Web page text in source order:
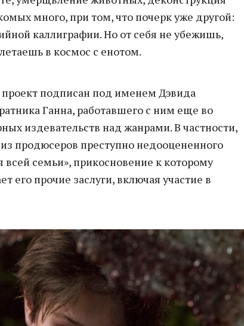
много, при том, что почерк уже другой:
каллиграфии. Но от себя не убежишь,
в космос с енотом.
подписан под именем Дэвида
Ганна, работавшего с ним еще во
издевательств над жанрами. В частности,
продюсеров преступно недооцененного
всей семьи», прикосновение к которому
его прочие заслуги, включая участие в